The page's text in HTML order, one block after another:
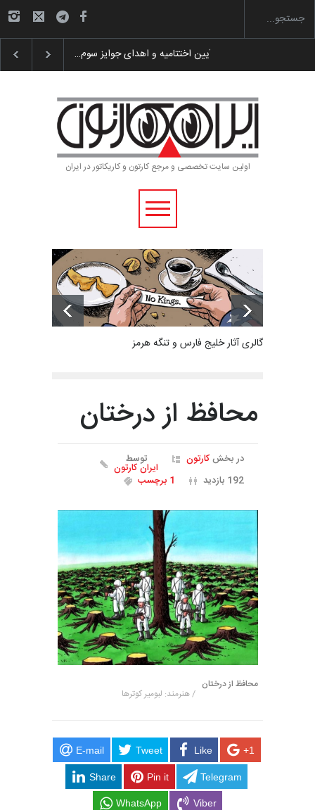
گزارش تصویری آیین اختتامیه و اهدای جوایز سوم…
اولین سایت تخصصی و مرجع کارتون و کاریکاتور در ایران
گالری آثار خلیج فارس و تنگه هرمز
محافظ از درختان
در بخشکارتون توسط
ایران کارتون
192 بازدید
1 برچسب
محافظ از درختان
/ هنرمند: لبومیر کوترها
E-mail Tweet Like +1
Share Pin it Telegram
WhatsApp Viber